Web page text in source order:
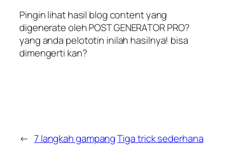
Pingin lihat hasil blog content yang
digenerate oleh POST GENERATOR PRO?
yang anda pelototin inilah hasilnya! bisa
dimengerti kan?
← 7 langkah gampangTiga trick sederhana